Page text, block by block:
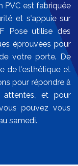
PVC est fabriquée
et s'appuie sur
Pose utilise des
éprouvées pour
votre porte. De
de l'esthétique et
pour répondre à
et pour
pouvez vous
samedi.